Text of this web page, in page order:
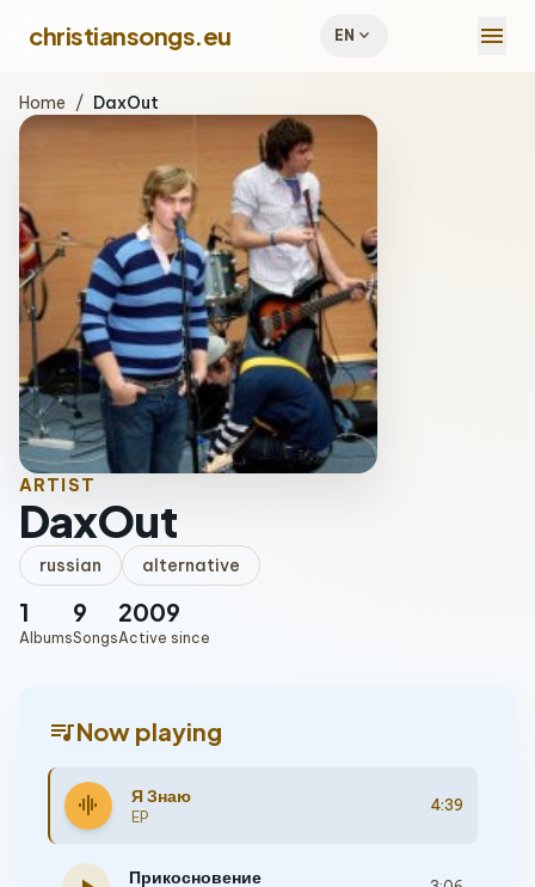
christiansongs.eu EN expand_more menu
Home / DaxOut
ARTIST
DaxOut
russian alternative
1
Albums
9
Songs
2009
Active since
queue_musicNow playing
graphic_eq Я Знаю
EP
4:39
Прикосновение